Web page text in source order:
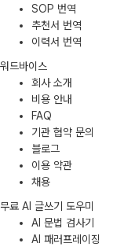
SOP 번역
추천서 번역
이력서 번역
워드바이스
회사 소개
비용 안내
FAQ
기관 협약 문의
블로그
이용 약관
채용
무료 AI 글쓰기 도우미
AI 문법 검사기
AI 패러프레이징